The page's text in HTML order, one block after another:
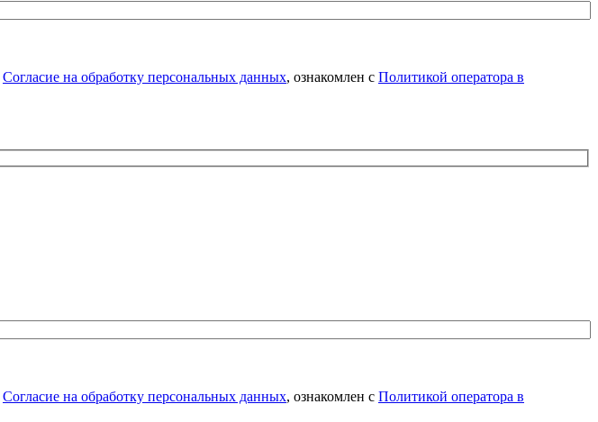
Согласие на обработку персональных данных, ознакомлен с Политикой оператора в
Согласие на обработку персональных данных, ознакомлен с Политикой оператора в